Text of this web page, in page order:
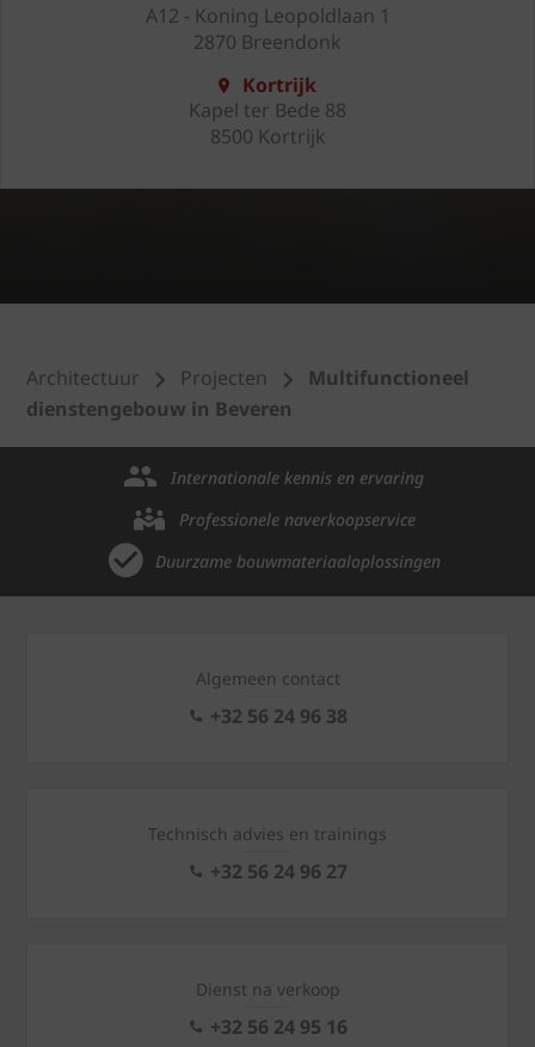
A12 - Koning Leopoldlaan 1
2870 Breendonk
Kortrijk
Kapel ter Bede 88
8500 Kortrijk
Architectuur Projecten
Multifunctioneel
dienstengebouw in Beveren
Internationale kennis en ervaring
Professionele naverkoopservice
Duurzame bouwmateriaaloplossingen
Algemeen contact
+32 56 24 96 38
Technisch advies en trainings
+32 56 24 96 27
Dienst na verkoop
+32 56 24 95 16